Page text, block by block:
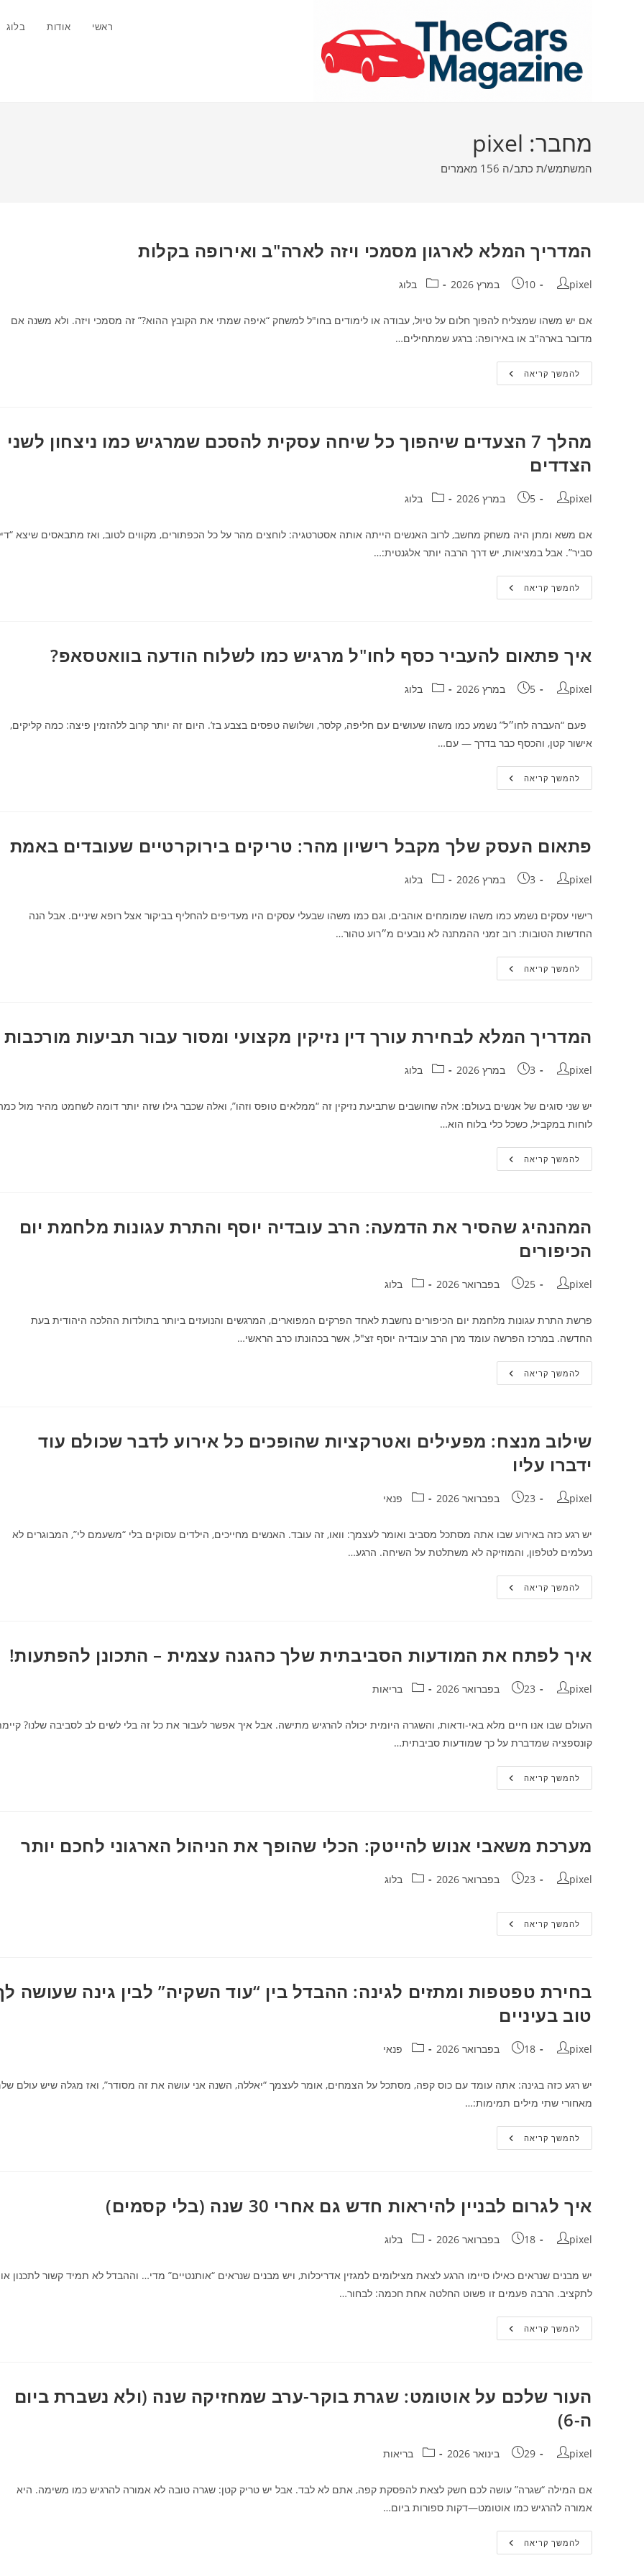
ראשי אודות בלוג
מחבר: pixel
המשתמש/ת כתב/ה 156 מאמרים
המדריך המלא לארגון מסמכי ויזה לארה"ב ואירופה בקלות
מחבר:
pixel פורסם:
10 במרץ 2026 קטגוריה:
בלוג
אם יש משהו שמצליח להפוך חלום על טיול, עבודה או לימודים בחו"ל למשחק “איפה שמתי את הקובץ ההוא?” זה מסמכי ויזה. ולא משנה אם
מדובר בארה"ב או באירופה: ברגע שמתחילים…
להמשך קריאההמדריך
המלא
בקלות
מהלך 7 הצעדים שיהפוך כל שיחה עסקית להסכם שמרגיש כמו ניצחון לשני
הצדדים
מחבר:
pixel פורסם:
5 במרץ 2026 קטגוריה:
בלוג
אם משא ומתן היה משחק מחשב, לרוב האנשים הייתה אותה אסטרטגיה: לוחצים מהר על כל הכפתורים, מקווים לטוב, ואז מתבאסים שיצא
סביר”. אבל במציאות, יש דרך הרבה יותר אלגנטית:…
להמשך קריאהמהלך
7
להסכם
כמו
ניצחון
לשני
איך פתאום להעביר כסף לחו"ל מרגיש כמו לשלוח הודעה בוואטסאפ?
מחבר:
pixel פורסם:
5 במרץ 2026 קטגוריה:
בלוג
פעם “העברה לחו״ל” נשמע כמו משהו שעושים עם חליפה, קלסר, ושלושה טפסים בצבע בז’. היום זה יותר קרוב ללהזמין פיצה: כמה קליקים,
אישור קטן, והכסף כבר בדרך — עם…
להמשך קריאהאיך
פתאום
לשלוח
בוואטסאפ?
פתאום העסק שלך מקבל רישיון מהר: טריקים בירוקרטיים שעובדים באמת
מחבר:
pixel פורסם:
3 במרץ 2026 קטגוריה:
בלוג
רישוי עסקים נשמע כמו משהו שמומחים אוהבים, וגם כמו משהו שבעלי עסקים היו מעדיפים להחליף בביקור אצל רופא שיניים. אבל הנה
החדשות הטובות: רוב זמני ההמתנה לא נובעים מ״רוע טהור…
להמשך קריאהפתאום
העסק
טריקים
בירוקרטיים
באמת
המדריך המלא לבחירת עורך דין נזיקין מקצועי ומסור עבור תביעות מורכבות
מחבר:
pixel פורסם:
3 במרץ 2026 קטגוריה:
בלוג
יש שני סוגים של אנשים בעולם: אלה שחושבים שתביעת נזיקין זה “ממלאים טופס וזהו”, ואלה שכבר גילו שזה יותר דומה לשחמט מהיר מול
לוחות במקביל, כשכל כלי בלוח הוא…
להמשך קריאההמדריך
המלא
ומסור
תביעות
מורכבות
המהנהיג שהסיר את הדמעה: הרב עובדיה יוסף והתרת עגונות מלחמת יום
הכיפורים
מחבר:
pixel פורסם:
25 בפברואר 2026 קטגוריה:
בלוג
פרשת התרת עגונות מלחמת יום הכיפורים נחשבת לאחד הפרקים המפוארים, המרגשים והנועזים ביותר בתולדות ההלכה היהודית בעת
החדשה. במרכז הפרשה עומד מרן הרב עובדיה יוסף זצ"ל, אשר בכהונתו כרב הראשי…
להמשך קריאההמהנהיג
שהסיר
והתרת
עגונות
מלחמת
יום
שילוב מנצח: מפעילים ואטרקציות שהופכים כל אירוע לדבר שכולם עוד
ידברו עליו
מחבר:
pixel פורסם:
23 בפברואר 2026 קטגוריה:
פנאי
יש רגע כזה באירוע שבו אתה מסתכל מסביב ואומר לעצמך: וואו, זה עובד. האנשים מחייכים, הילדים עסוקים בלי “משעמם לי”, המבוגרים לא
נעלמים לטלפון, והמוזיקה לא משתלטת על השיחה. הרגע…
להמשך קריאהשילוב
מנצח:
לדבר
עוד
ידברו
עליו
איך לפתח את המודעות הסביבתית שלך כהגנה עצמית – התכונן להפתעות!
מחבר:
pixel פורסם:
23 בפברואר 2026 קטגוריה:בריאות
העולם שבו אנו חיים מלא באי-ודאות, והשגרה היומית יכולה להרגיש מתישה. אבל איך אפשר לעבור את כל זה בלי לשים לב לסביבה שלנו?
קונספציה שמדברת על כך שמודעות סביבתית…
להמשך קריאהאיך
לפתח
עצמית
התכונן
להפתעות!
מערכת משאבי אנוש להייטק: הכלי שהופך את הניהול הארגוני לחכם יותר
מחבר:
pixel פורסם:
23 בפברואר 2026 קטגוריה:
בלוג
להמשך קריאהמערכת
משאבי
הניהול
לחכם
יותר
בחירת טפטפות ומתזים לגינה: ההבדל בין “עוד השקיה” לבין גינה שעושה
טוב בעיניים
מחבר:
pixel פורסם:
18 בפברואר 2026 קטגוריה:
פנאי
יש רגע כזה בגינה: אתה עומד עם כוס קפה, מסתכל על הצמחים, אומר לעצמך “יאללה, השנה אני עושה את זה מסודר”, ואז מגלה שיש עולם
מאחורי שתי מילים תמימות:…
להמשך קריאהבחירת
טפטפות
השקיה”
גינה
שעושה
לך
בעיניים
איך לגרום לבניין להיראות חדש גם אחרי 30 שנה (בלי קסמים)
מחבר:
pixel פורסם:
18 בפברואר 2026 קטגוריה:
בלוג
יש מבנים שנראים כאילו סיימו הרגע לצאת מצילומים למגזין אדריכלות, ויש מבנים שנראים “אותנטיים” מדי… וההבדל לא תמיד קשור לתכנון או
לתקציב. הרבה פעמים זו פשוט החלטה אחת חכמה: לבחור…
להמשך קריאהאיך
לגרום
אחרי
30
העור שלכם על אוטומט: שגרת בוקר-ערב שמחזיקה שנה (ולא נשברת ביום
ה-6)
מחבר:
pixel פורסם:
29 בינואר 2026 קטגוריה:בריאות
אם המילה “שגרה” עושה לכם חשק לצאת להפסקת קפה, אתם לא לבד. אבל יש טריק קטן: שגרה טובה לא אמורה להרגיש כמו משימה. היא
אמורה להרגיש כמו אוטומט—דקות ספורות ביום…
להמשך קריאההעור
שלכם